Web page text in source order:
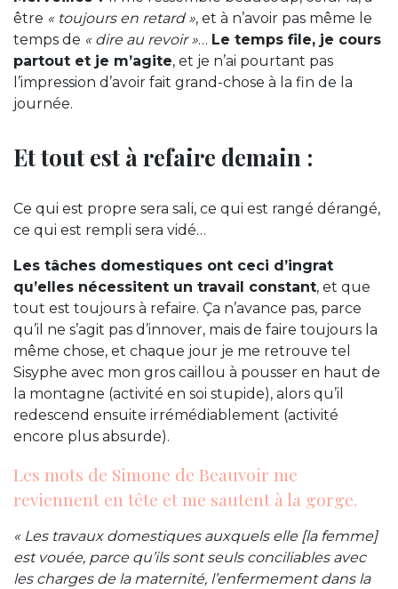
être « toujours en retard », et à n’avoir pas même le
temps de « dire au revoir »… Le temps file, je cours
partout et je m’agite, et je n’ai pourtant pas
l’impression d’avoir fait grand-chose à la fin de la
journée.
Et tout est à refaire demain :
Ce qui est propre sera sali, ce qui est rangé dérangé,
ce qui est rempli sera vidé…
Les tâches domestiques ont ceci d’ingrat
qu’elles nécessitent un travail constant, et que
tout est toujours à refaire. Ça n’avance pas, parce
qu’il ne s’agit pas d’innover, mais de faire toujours la
même chose, et chaque jour je me retrouve tel
Sisyphe avec mon gros caillou à pousser en haut de
la montagne (activité en soi stupide), alors qu’il
redescend ensuite irrémédiablement (activité
encore plus absurde).
Les mots de Simone de Beauvoir me
reviennent en tête et me sautent à la gorge.
« Les travaux domestiques auxquels elle [la femme]
est vouée, parce qu’ils sont seuls conciliables avec
les charges de la maternité, l’enfermement dans la